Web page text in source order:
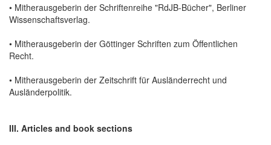
• Mitherausgeberin der Schriftenreihe "RdJB-Bücher", Berliner
Wissenschaftsverlag.
• Mitherausgeberin der Göttinger Schriften zum Öffentlichen
Recht.
• Mitherausgeberin der Zeitschrift für Ausländerrecht und
Ausländerpolitik.
III. Articles and book sections